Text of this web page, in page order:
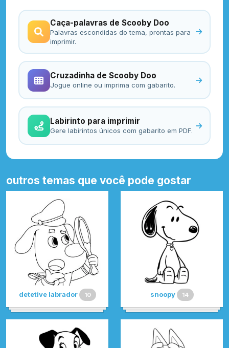
Caça-palavras de Scooby Doo
Palavras escondidas do tema, prontas para
imprimir.
Cruzadinha de Scooby Doo
Jogue online ou imprima com gabarito.
Labirinto para imprimir
Gere labirintos únicos com gabarito em PDF.
outros temas que você pode gostar
detetive labrador 10 snoopy 14